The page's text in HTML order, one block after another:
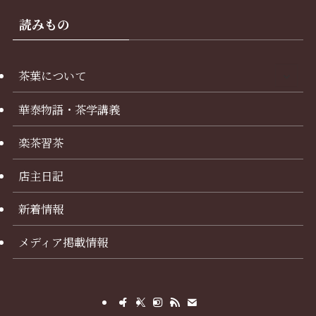
読みもの
茶葉について
華泰物語・茶学講義
楽茶習茶
店主日記
新着情報
メディア掲載情報